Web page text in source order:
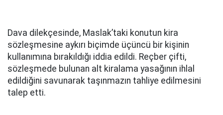
Dava dilekçesinde, Maslak’taki konutun kira
sözleşmesine aykırı biçimde üçüncü bir kişinin
kullanımına bırakıldığı iddia edildi. Reçber çifti,
sözleşmede bulunan alt kiralama yasağının ihlal
edildiğini savunarak taşınmazın tahliye edilmesini
talep etti.